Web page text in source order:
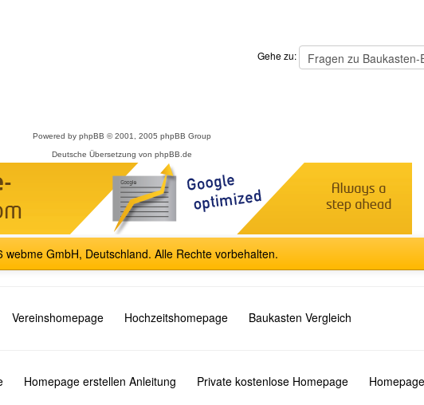
Gehe zu:
Powered by phpBB © 2001, 2005 phpBB Group
Deutsche Übersetzung von phpBB.de
webme GmbH, Deutschland. Alle Rechte vorbehalten.
Vereinshomepage Hochzeitshomepage Baukasten Vergleich
Homepage erstellen Anleitung Private kostenlose Homepage